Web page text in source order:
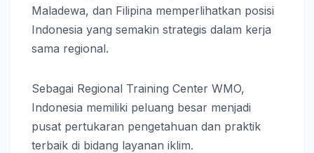
Maladewa, dan Filipina memperlihatkan posisi
Indonesia yang semakin strategis dalam kerja
sama regional.
Sebagai Regional Training Center WMO,
Indonesia memiliki peluang besar menjadi
pusat pertukaran pengetahuan dan praktik
terbaik di bidang layanan iklim.